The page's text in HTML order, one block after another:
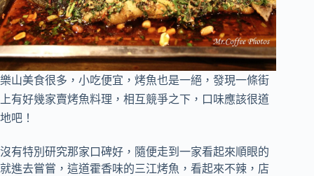
樂山美食很多，小吃便宜，烤魚也是一絕，發現一條街
上有好幾家賣烤魚料理， 相互競爭之下，口味應該很道
地吧！
沒有特別研究那家口碑好，隨便走到一家看起來順眼的
就進去嘗嘗， 這道霍香味的三江烤魚，看起來不辣，店